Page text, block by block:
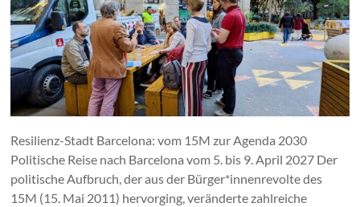
Resilienz-Stadt Barcelona: vom 15M zur Agenda 2030
Politische Reise nach Barcelona vom 5. bis 9. April 2027 Der
politische Aufbruch, der aus der Bürger*innenrevolte des
15M (15. Mai 2011) hervorging, veränderte zahlreiche